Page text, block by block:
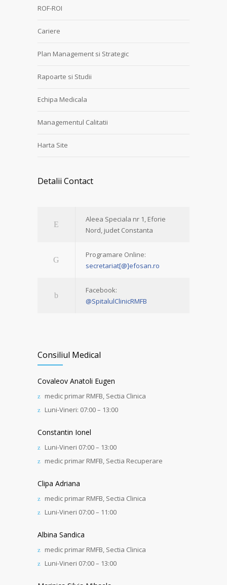
ROF-ROI
Cariere
Plan Management si Strategic
Rapoarte si Studii
Echipa Medicala
Managementul Calitatii
Harta Site
Detalii Contact
Aleea Speciala nr 1, Eforie
Nord, judet Constanta
Programare Online:
secretariat[@]efosan.ro
Facebook:
@SpitalulClinicRMFB
Consiliul Medical
Covaleov Anatoli Eugen
medic primar RMFB, Sectia Clinica
Luni-Vineri: 07:00 – 13:00
Constantin Ionel
Luni-Vineri 07:00 – 13:00
medic primar RMFB, Sectia Recuperare
Clipa Adriana
medic primar RMFB, Sectia Clinica
Luni-Vineri 07:00 – 11:00
Albina Sandica
medic primar RMFB, Sectia Clinica
Luni-Vineri 07:00 – 13:00